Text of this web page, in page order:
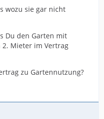
wozu sie gar nicht
Du den Garten mit
Mieter im Vertrag
zu Gartennutzung?